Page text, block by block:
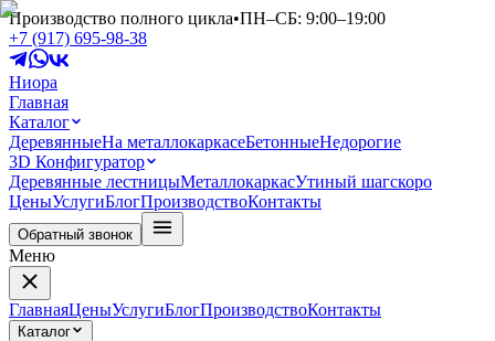
Производство полного цикла•ПН–СБ: 9:00–19:00
+7 (917) 695-98-38
Ниора
Главная
Каталог
ДеревянныеНа металлокаркасеБетонныеНедорогие
3D Конфигуратор
Деревянные лестницыМеталлокаркасУтиный шагскоро
ЦеныУслугиБлогПроизводствоКонтакты
Обратный звонок
Меню
ГлавнаяЦеныУслугиБлогПроизводствоКонтакты
Каталог